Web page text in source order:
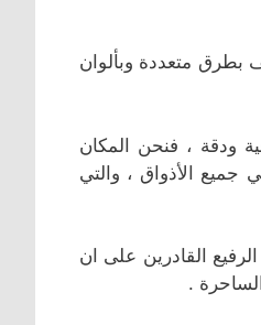
بطرق متعددة وبألوان
ودقة ، فنحن المكان
جميع الأذواق ، والتي
القادرين على ان
.